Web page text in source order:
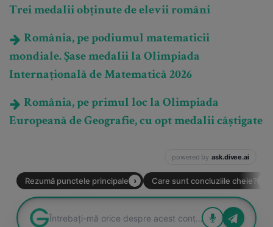
Trei medalii obținute de elevii români
România, pe podiumul matematicii
mondiale. Șase medalii la Olimpiada
Internațională de Matematică 2026
România, pe primul loc la Olimpiada
Europeană de Geografie, cu opt medalii câștigate